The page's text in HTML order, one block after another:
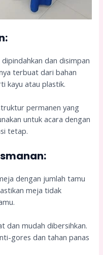
dan disimpan
terbuat dari bahan
kayu atau plastik.
permanen yang
untuk acara dengan
tetap.
dengan jumlah tamu
meja tidak
dan mudah dibersihkan.
gores dan tahan panas